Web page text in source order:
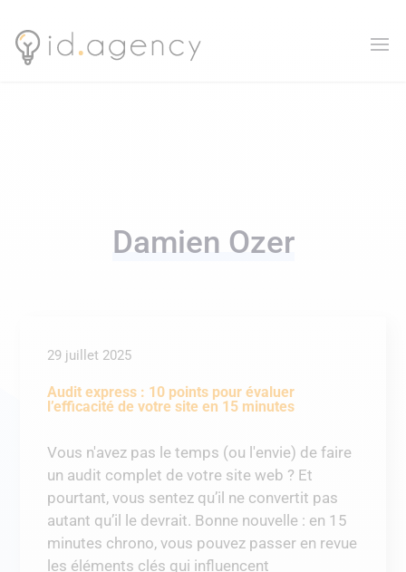
Damien Ozer
Audit express : 10 points pour évaluer
l’efficacité de votre site en 15 minutes
29 juillet 2025
Vous n'avez pas le temps (ou l'envie) de faire
un audit complet de votre site web ? Et
pourtant, vous sentez qu’il ne convertit pas
autant qu’il le devrait. Bonne nouvelle : en 15
minutes chrono, vous pouvez passer en revue
les éléments clés qui influencent